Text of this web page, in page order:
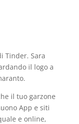
Tinder. Sara
il logo a
il tuo garzone
App e siti
e online,